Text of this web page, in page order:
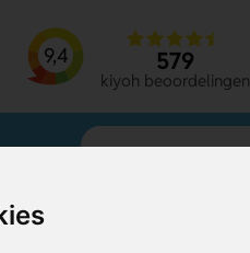
9,4 579
kiyoh beoordelingen
Toolie